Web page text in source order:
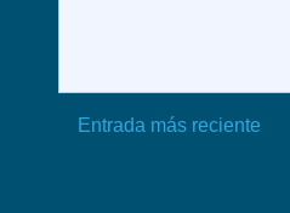
Entrada más reciente